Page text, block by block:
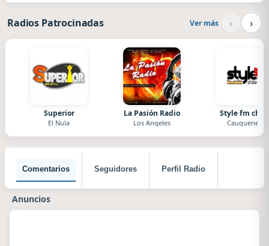
Radios Patrocinadas Ver más ‹ ›
Superior
El Nula
La Pasión Radio
Los Angeles
Style fm chile
Cauquenes
Comentarios Seguidores Perfil Radio
Anuncios